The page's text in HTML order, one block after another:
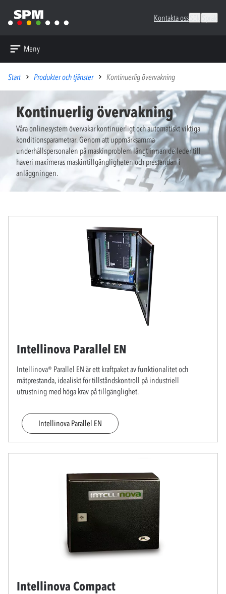
Kontakta oss
Meny
Start Produkter och tjänster Kontinuerlig övervakning
Kontinuerlig övervakning
Våra onlinesystem övervakar kontinuerligt och automatiskt viktiga
konditionsparametrar. Genom att uppmärksamma
underhållspersonalen på maskinproblem långt innan de leder till
haveri maximeras maskintillgängligheten och prestandan i
anläggningen.
Intellinova Parallel EN
Intellinova® Parallel EN är ett kraftpaket av funktionalitet och
mätprestanda, idealiskt för tillståndskontroll på industriell
utrustning med höga krav på tillgänglighet.
Intellinova Parallel EN
Intellinova Compact